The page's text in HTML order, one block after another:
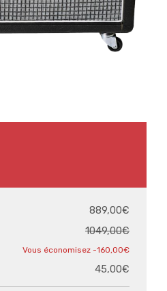
889,00€
1049,00€
-160,00€
45,00€